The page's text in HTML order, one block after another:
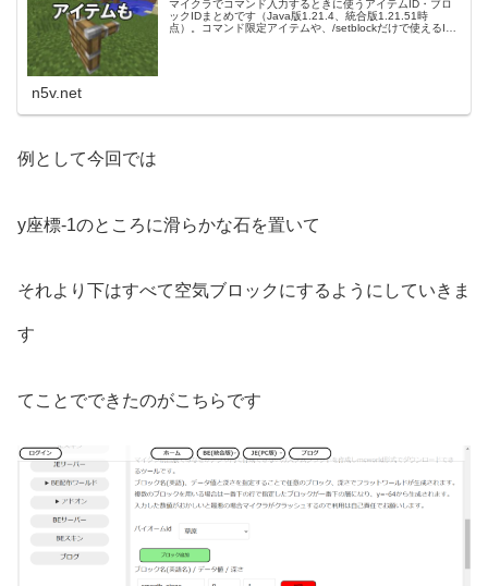
マイクラでコマンド入力するときに使うアイテムID・ブロ
ックIDまとめです（Java版1.21.4、統合版1.21.51時
点）。コマンド限定アイテムや、/setblockだけで使えるID
n5v.net
例として今回では
y座標-1のところに滑らかな石を置いて
それより下はすべて空気ブロックにするようにしていきま
す
てことでできたのがこちらです